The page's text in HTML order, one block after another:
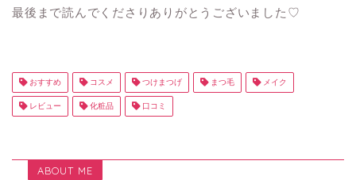
最後まで読んでくださりありがとうございました♡
おすすめ コスメ つけまつげ まつ毛 メイク
レビュー 化粧品 口コミ
ABOUT ME